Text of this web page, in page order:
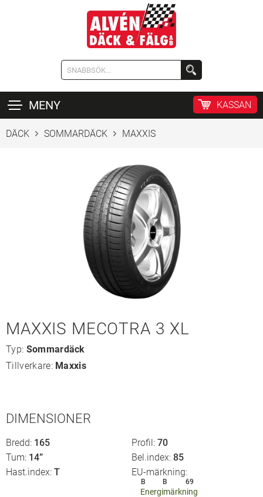
MENY KASSAN
DÄCK SOMMARDÄCK MAXXIS
MAXXIS MECOTRA 3 XL
Typ: Sommardäck
Tillverkare: Maxxis
DIMENSIONER
Bredd 165 Profil 70
Tum 14” Bel.index 85
Hast.index T EU-märkning
B B 69
Energimärkning